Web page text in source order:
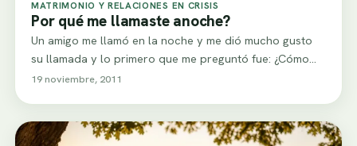
MATRIMONIO Y RELACIONES EN CRISIS
Por qué me llamaste anoche?
Un amigo me llamó en la noche y me dió mucho gusto
su llamada y lo primero que me preguntó fue: ¿Cómo…
19 noviembre, 2011